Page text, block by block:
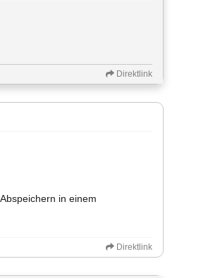
Direktlink
in einem
Direktlink